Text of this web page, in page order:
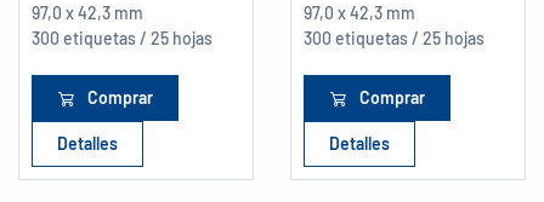
97,0 x 42,3 mm
300 etiquetas / 25 hojas
Comprar
Detalles
97,0 x 42,3 mm
300 etiquetas / 25 hojas
Comprar
Detalles